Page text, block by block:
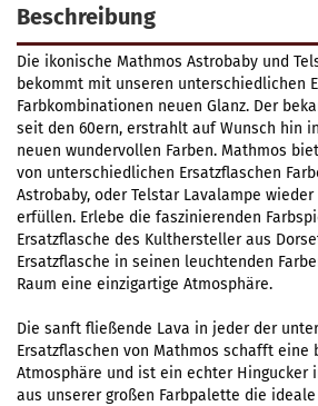
Beschreibung
Die ikonische Mathmos Astrobaby und
bekommt mit unseren unterschiedlichen
Farbkombinationen neuen Glanz. Der
seit den 60ern, erstrahlt auf Wunsch hin
neuen wundervollen Farben. Mathmos
von unterschiedlichen Ersatzflaschen
Astrobaby, oder Telstar Lavalampe
erfüllen. Erlebe die faszinierenden
Ersatzflasche des Kulthersteller aus
Ersatzflasche in seinen leuchtenden
Raum eine einzigartige Atmosphäre.
Die sanft fließende Lava in jeder der
Ersatzflaschen von Mathmos schafft eine
Atmosphäre und ist ein echter Hingucker
aus unserer großen Farbpalette die